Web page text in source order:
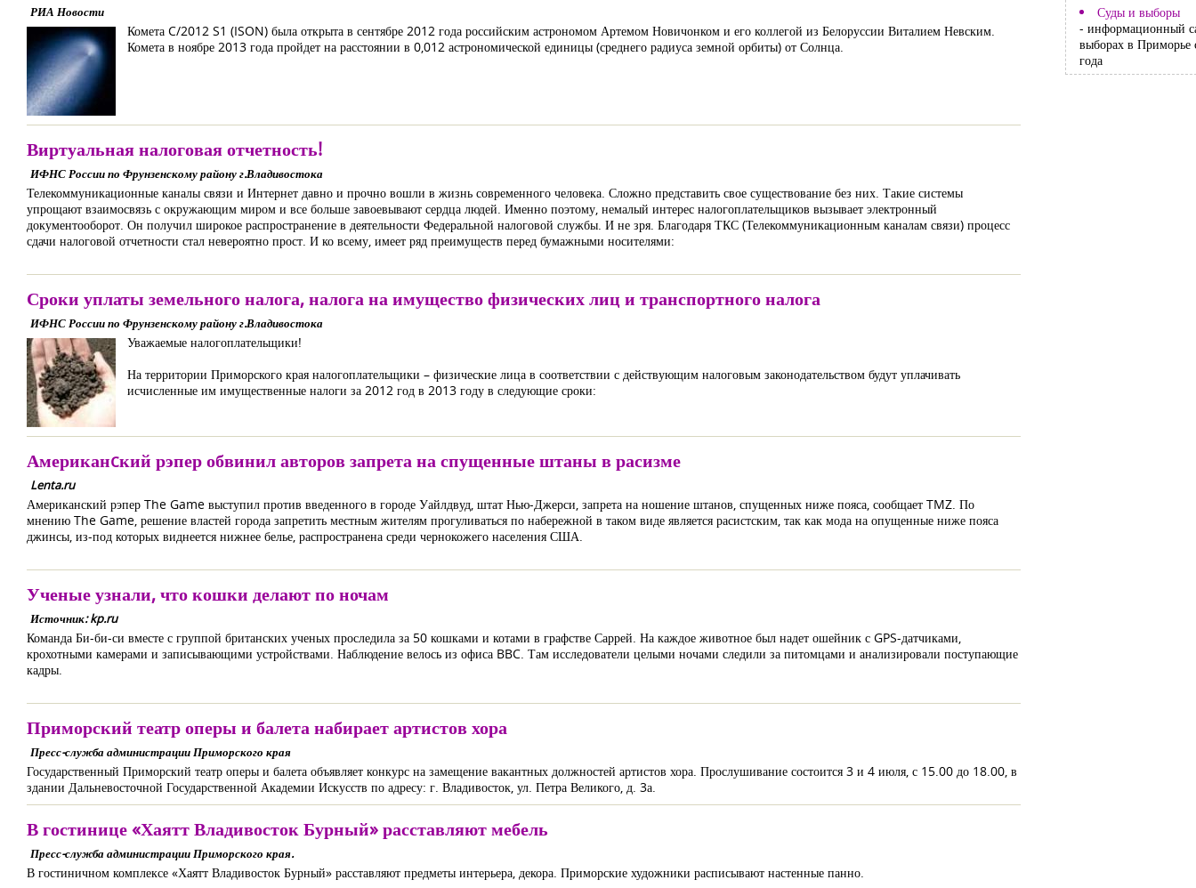
РИА Новости
Комета C/2012 S1 (ISON) была открыта в сентябре 2012 года российским астрономом Артемом Новичонком и его коллегой из Белоруссии Виталием Невским.
Комета в ноябре 2013 года пройдет на расстоянии в 0,012 астрономической единицы (среднего радиуса земной орбиты) от Солнца.
Виртуальная налоговая отчетность!
ИФНС России по Фрунзенскому району г.Владивостока
Телекоммуникационные каналы связи и Интернет давно и прочно вошли в жизнь современного человека. Сложно представить свое существование без них. Такие системы
упрощают взаимосвязь с окружающим миром и все больше завоевывают сердца людей. Именно поэтому, немалый интерес налогоплательщиков вызывает электронный
документооборот. Он получил широкое распространение в деятельности Федеральной налоговой службы. И не зря. Благодаря ТКС (Телекоммуникационным каналам связи) процесс
сдачи налоговой отчетности стал невероятно прост. И ко всему, имеет ряд преимуществ перед бумажными носителями:
Сроки уплаты земельного налога, налога на имущество физических лиц и транспортного налога
ИФНС России по Фрунзенскому району г.Владивостока
Уважаемые налогоплательщики!
На территории Приморского края налогоплательщики – физические лица в соответствии с действующим налоговым законодательством будут уплачивать
исчисленные им имущественные налоги за 2012 год в 2013 году в следующие сроки:
Американcкий рэпер обвинил авторов запрета на спущенные штаны в расизме
Lenta.ru
Американский рэпер The Game выступил против введенного в городе Уайлдвуд, штат Нью-Джерси, запрета на ношение штанов, спущенных ниже пояса, сообщает TMZ. По
мнению The Game, решение властей города запретить местным жителям прогуливаться по набережной в таком виде является расистским, так как мода на опущенные ниже пояса
джинсы, из-под которых виднеется нижнее белье, распространена среди чернокожего населения США.
Ученые узнали, что кошки делают по ночам
Источник: kp.ru
Команда Би-би-си вместе с группой британских ученых проследила за 50 кошками и котами в графстве Саррей. На каждое животное был надет ошейник с GPS-датчиками,
крохотными камерами и записывающими устройствами. Наблюдение велось из офиса BBC. Там исследователи целыми ночами следили за питомцами и анализировали поступающие
кадры.
Приморский театр оперы и балета набирает артистов хора
Пресс-служба администрации Приморского края
Государственный Приморский театр оперы и балета объявляет конкурс на замещение вакантных должностей артистов хора. Прослушивание состоится 3 и 4 июля, с 15.00 до 18.00, в
здании Дальневосточной Государственной Академии Искусств по адресу: г. Владивосток, ул. Петра Великого, д. 3а.
В гостинице «Хаятт Владивосток Бурный» расставляют мебель
Пресс-служба администрации Приморского края.
В гостиничном комплексе «Хаятт Владивосток Бурный» расставляют предметы интерьера, декора. Приморские художники расписывают настенные панно.
Суды и выборы
- информационный
выборах в Приморье
года